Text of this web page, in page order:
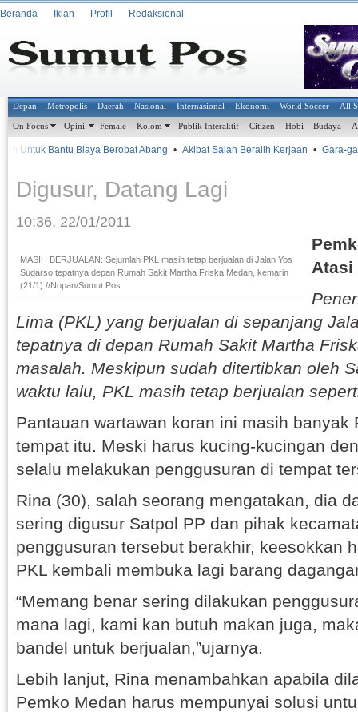
Beranda Iklan Profil Redaksional
Depan Metropolis Daerah Nasional Internasional Ekonomi World Soccer All
On Focus Opini Female Kolom Publik Interaktif Citizen Hobi Budaya
Untuk Bantu Biaya Berobat Abang • Akibat Salah Beralih Kerjaan • Gara-
Digusur, Datang Lagi
10:36, 22/01/2011
MASIH BERJUALAN: Sejumlah PKL masih tetap berjualan di Jalan Yos
Sudarso tepatnya depan Rumah Sakit Martha Friska Medan, kemarin
(21/1).//Nopan/Sumut Pos
Atasi
Lima (PKL) yang berjualan di sepanjang
tepatnya di depan Rumah Sakit Martha
masalah. Meskipun sudah ditertibkan oleh
waktu lalu, PKL masih tetap berjualan
Pantauan wartawan koran ini masih banyak
tempat itu. Meski harus kucing-kucingan
selalu melakukan penggusuran di tempat
Rina (30), salah seorang mengatakan, dia
sering digusur Satpol PP dan pihak
penggusuran tersebut berakhir, keesokkan
PKL kembali membuka lagi barang
“Memang benar sering dilakukan
mana lagi, kami kan butuh makan juga,
bandel untuk berjualan,”ujarnya.
Lebih lanjut, Rina menambahkan apabila
Pemko Medan harus mempunyai solusi